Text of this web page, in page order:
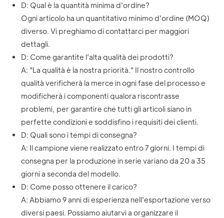
D: Qual è la quantità minima d'ordine?
Ogni articolo ha un quantitativo minimo d'ordine (MOQ)
diverso. Vi preghiamo di contattarci per maggiori
dettagli.
D: Come garantite l'alta qualità dei prodotti?
A: "La qualità è la nostra priorità." Il nostro controllo
qualità verificherà la merce in ogni fase del processo e
modificherà i componenti qualora riscontrasse
problemi, per garantire che tutti gli articoli siano in
perfette condizioni e soddisfino i requisiti dei clienti.
D: Quali sono i tempi di consegna?
A: Il campione viene realizzato entro 7 giorni. I tempi di
consegna per la produzione in serie variano da 20 a 35
giorni a seconda del modello.
D: Come posso ottenere il carico?
A: Abbiamo 9 anni di esperienza nell'esportazione verso
diversi paesi. Possiamo aiutarvi a organizzare il